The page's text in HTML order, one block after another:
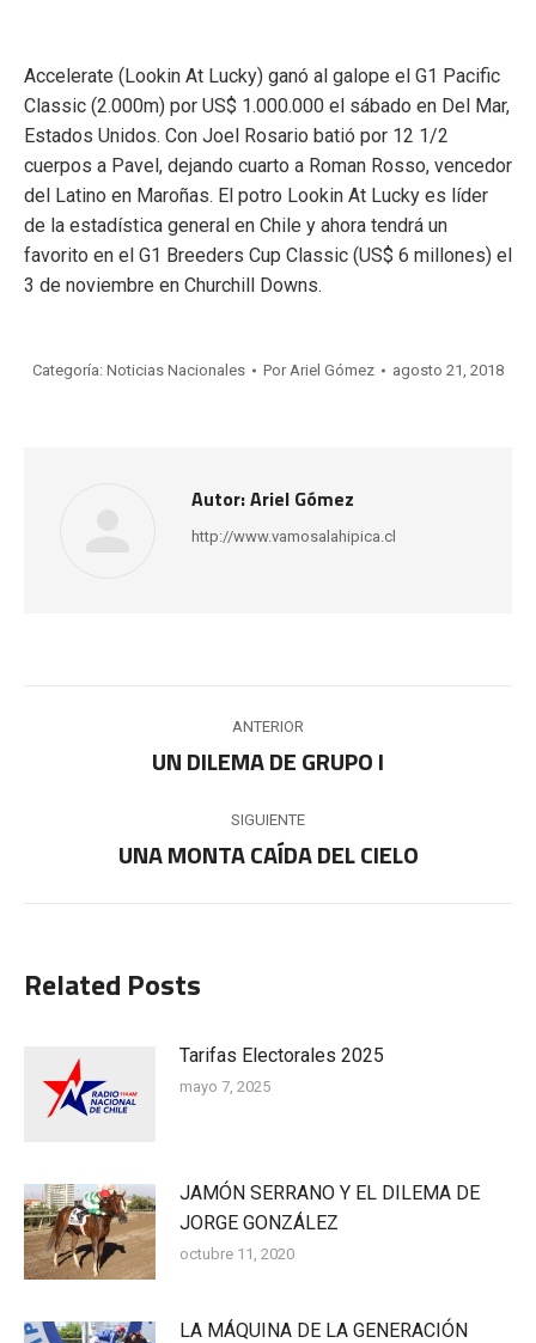
Accelerate (Lookin At Lucky) ganó al galope el G1 Pacific
Classic (2.000m) por US$ 1.000.000 el sábado en Del Mar,
Estados Unidos. Con Joel Rosario batió por 12 1/2
cuerpos a Pavel, dejando cuarto a Roman Rosso, vencedor
del Latino en Maroñas. El potro Lookin At Lucky es líder
de la estadística general en Chile y ahora tendrá un
favorito en el G1 Breeders Cup Classic (US$ 6 millones) el
3 de noviembre en Churchill Downs.
Categoría: Noticias Nacionales Por Ariel Gómez agosto 21, 2018
Autor:Ariel Gómez
http://www.vamosalahipica.cl
publicaciones
ANTERIOR
Publicación
UN DILEMA DE GRUPO I
SIGUIENTE
Publicación
UNA MONTA CAÍDA DEL CIELO
Related Posts
Tarifas Electorales 2025
mayo 7, 2025
JAMÓN SERRANO Y EL DILEMA DE
JORGE GONZÁLEZ
octubre 11, 2020
LA MÁQUINA DE LA GENERACIÓN